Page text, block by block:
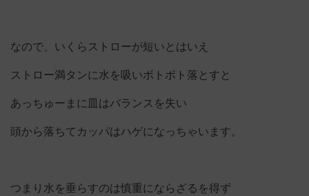
なので、いくらストローが短いとはいえ
ストロー満タンに水を吸いボトボト落とすと
あっちゅーまに皿はバランスを失い
頭から落ちてカッパはハゲになっちゃいます。
つまり水を垂らすのは慎重にならざるを得ず